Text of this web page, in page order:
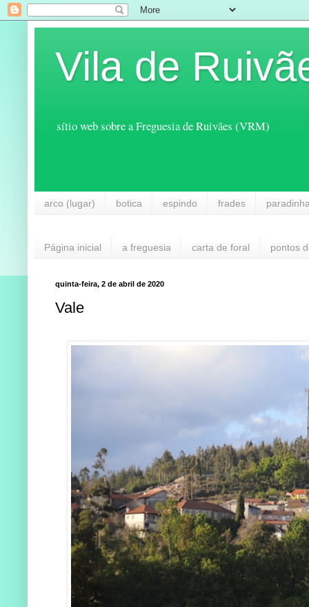
Vila de
sítio web sobre a Freguesia de Ruivães (VRM)
arco (lugar) botica espindo frades
Página inicial a freguesia carta de foral pontos
quinta-feira, 2 de abril de 2020
Vale